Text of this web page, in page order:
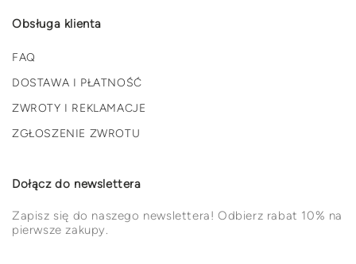
Obsługa klienta
FAQ
DOSTAWA I PŁATNOŚĆ
ZWROTY I REKLAMACJE
ZGŁOSZENIE ZWROTU
Dołącz do newslettera
Zapisz się do naszego newslettera! Odbierz rabat 10% na
pierwsze zakupy.